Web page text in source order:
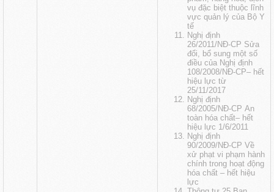
vụ đặc biệt thuộc lĩnh
vực quản lý của Bộ Y
tế
Nghị định
26/2011/NĐ-CP Sửa
đổi, bổ sung một số
điều của Nghị định
108/2008/NĐ-CP– hết
hiệu lực từ
25/11/2017
Nghị định
68/2005/NĐ-CP An
toàn hóa chất– hết
hiệu lực 1/6/2011
Nghị định
90/2009/NĐ-CP Về
xử phạt vi phạm hành
chính trong hoạt động
hóa chất – hết hiệu
lực